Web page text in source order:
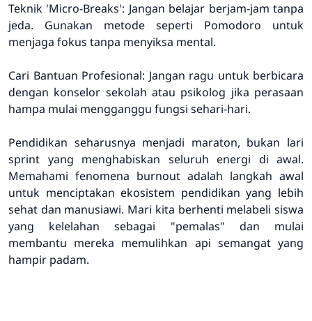
Teknik 'Micro-Breaks': Jangan belajar berjam-jam tanpa
jeda. Gunakan metode seperti Pomodoro untuk
menjaga fokus tanpa menyiksa mental.
Cari Bantuan Profesional: Jangan ragu untuk berbicara
dengan konselor sekolah atau psikolog jika perasaan
hampa mulai mengganggu fungsi sehari-hari.
Pendidikan seharusnya menjadi maraton, bukan lari
sprint yang menghabiskan seluruh energi di awal.
Memahami fenomena burnout adalah langkah awal
untuk menciptakan ekosistem pendidikan yang lebih
sehat dan manusiawi. Mari kita berhenti melabeli siswa
yang kelelahan sebagai "pemalas" dan mulai
membantu mereka memulihkan api semangat yang
hampir padam.